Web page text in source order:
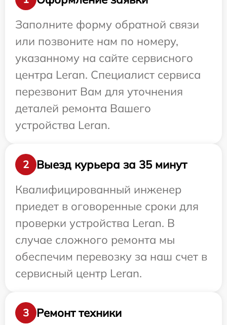
Заполните форму обратной связи
или позвоните нам по номеру,
указанному на сайте сервисного
центра Leran. Специалист сервиса
перезвонит Вам для уточнения
деталей ремонта Вашего
устройства Leran.
2
Выезд курьера за 35 минут
Квалифицированный инженер
приедет в оговоренные сроки для
проверки устройства Leran. В
случае сложного ремонта мы
обеспечим перевозку за наш счет в
сервисный центр Leran.
3 Ремонт техники